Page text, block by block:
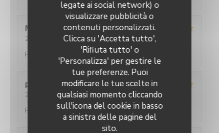
legate ai social network) o
visualizzare pubblicità o
contenuti personalizzati.
Clicca su 'Accetta tutto',
'Rifiuta tutto' o
'Personalizza' per gestire le
tue preferenze. Puoi
modificare le tue scelte in
qualsiasi momento cliccando
sull'icona del cookie in basso
a sinistra delle pagine del
sito.
Martine
2026-08-02
- 12:30 - Ospiti 2
Atmosfera:5/5 Cucina :5
Prezzo
pascal
2026-07-30- 12:00 - Ospiti 2
5/5 Atmosfera: 4 /5 Cucina:5 /5 Qualità /
Prezzo
/5
L'Ecaille